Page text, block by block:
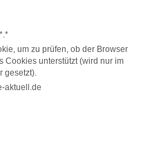
um zu prüfen, ob der Browser
Cookies unterstützt (wird nur im
gesetzt).
aktuell.de